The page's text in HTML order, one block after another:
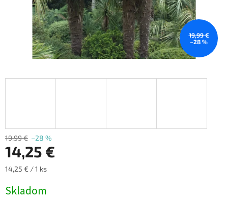
19,99 €
–28 %
19,99 € –28 %
14,25 €
Jednotková
14,25 € / 1 ks
Skladom